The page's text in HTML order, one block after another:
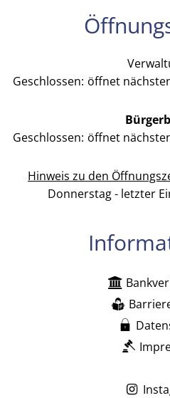
Klicken, um weitere
Geschlossen: öffnet
Klicken, um weitere
Geschlossen: öffnet
Hinweis zu den
Donnerstag - letzter